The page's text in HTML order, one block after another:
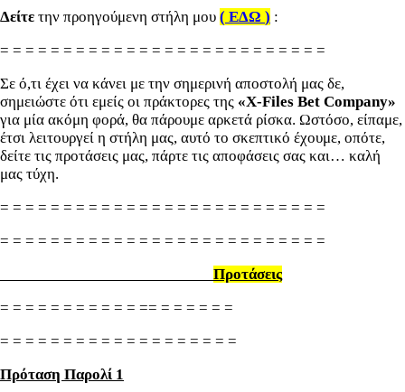
Δείτε την προηγούμενη στήλη μου ( ΕΔΩ ) :
= = = = = = = = = = = = = = = = = = = = = = = = = =
Σε ό,τι έχει να κάνει με την σημερινή αποστολή μας δε,
σημειώστε ότι εμείς οι πράκτορες της «X-Files Bet Company»
για μία ακόμη φορά, θα πάρουμε αρκετά ρίσκα. Ωστόσο, είπαμε,
έτσι λειτουργεί η στήλη μας, αυτό το σκεπτικό έχουμε, οπότε,
δείτε τις προτάσεις μας, πάρτε τις αποφάσεις σας και… καλή
μας τύχη.
= = = = = = = = = = = = = = = = = = = = = = = = = =
= = = = = = = = = = = = = = = = = = = = = = = = = =
Προτάσεις
= = = = = = = = = = = == = = = = = =
= = = = = = = = = = = = = = = = = = =
Πρόταση Παρολί 1